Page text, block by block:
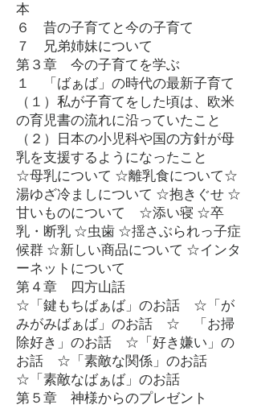
本
６ 昔の子育てと今の子育て
７ 兄弟姉妹について
第３章 今の子育てを学ぶ
１ 「ばぁば」の時代の最新子育て
（１）私が子育てをした頃は、欧米
の育児書の流れに沿っていたこと
（２）日本の小児科や国の方針が母
乳を支援するようになったこと
☆母乳について ☆離乳食について☆
湯ゆざ冷ましについて ☆抱きぐせ ☆
甘いものについて ☆添い寝 ☆卒
乳・断乳 ☆虫歯 ☆揺さぶられっ子症
候群 ☆新しい商品について ☆インタ
ーネットについて
第４章 四方山話
☆「鍵もちばぁば」のお話 ☆「が
みがみばぁば」のお話 ☆ 「お掃
除好き」のお話 ☆「好き嫌い」の
お話 ☆「素敵な関係」のお話
☆「素敵なばぁば」のお話
第５章 神様からのプレゼント